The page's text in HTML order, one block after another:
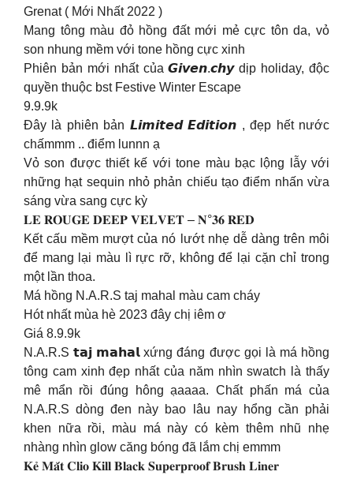
Grenat ( Mới Nhất 2022 )
Mang tông màu đỏ hồng đất mới mẻ cực tôn da, vỏ
son nhung mềm với tone hồng cực xinh
Phiên bản mới nhất của 𝙂𝙞𝙫𝙚𝙣.𝙘𝙝𝙮 dịp holiday, độc
quyền thuộc bst Festive Winter Escape
9.9.9k
Đây là phiên bản 𝙇𝙞𝙢𝙞𝙩𝙚𝙙 𝙀𝙙𝙞𝙩𝙞𝙤𝙣 , đẹp hết nước
chấmmm .. điểm lunnn ạ
Vỏ son được thiết kế với tone màu bạc lộng lẫy với
những hạt sequin nhỏ phản chiếu tạo điểm nhấn vừa
sáng vừa sang cực kỳ
𝐋𝐄 𝐑𝐎𝐔𝐆𝐄 𝐃𝐄𝐄𝐏 𝐕𝐄𝐋𝐕𝐄𝐓 – 𝐍°𝟑𝟔 𝐑𝐄𝐃
Kết cấu mềm mượt của nó lướt nhẹ dễ dàng trên môi
để mang lại màu lì rực rỡ, không để lại cặn chỉ trong
một lần thoa.
Má hồng N.A.R.S taj mahal màu cam cháy
Hót nhất mùa hè 2023 đây chị iêm ơ
Giá 8.9.9k
N.A.R.S 𝘁𝗮𝗷 𝗺𝗮𝗵𝗮𝗹 xứng đáng được gọi là má hồng
tông cam xinh đẹp nhất của năm nhìn swatch là thấy
mê mẩn rồi đúng hông ạaaaa. Chất phấn má của
N.A.R.S dòng đen này bao lâu nay hổng cần phải
khen nữa rồi, màu má này có kèm thêm nhũ nhẹ
nhàng nhìn glow căng bóng đã lắm chị emmm
𝐊𝐞̉ 𝐌𝐚̆́𝐭 𝐂𝐥𝐢𝐨 𝐊𝐢𝐥𝐥 𝐁𝐥𝐚𝐜𝐤 𝐒𝐮𝐩𝐞𝐫𝐩𝐫𝐨𝐨𝐟 𝐁𝐫𝐮𝐬𝐡 𝐋𝐢𝐧𝐞𝐫